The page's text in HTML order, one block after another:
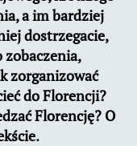
a im bardziej
dostrzegacie,
zobaczenia,
zorganizować
do Florencji?
Florencję? O